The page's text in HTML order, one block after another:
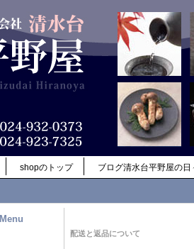
shopのトップ ブログ清水台平野屋の日
Menu
配送と返品について